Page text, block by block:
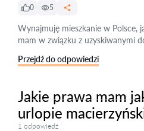
0
5
Wynajmuję mieszkanie w Polsce,
mam w związku z uzyskiwanymi
Przejdź do odpowiedzi
Jakie prawa mam
urlopie
1 odpowiedź